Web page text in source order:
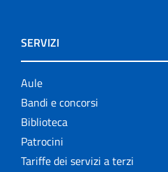
SERVIZI
Aule
Bandi e concorsi
Biblioteca
Patrocini
Tariffe dei servizi a terzi